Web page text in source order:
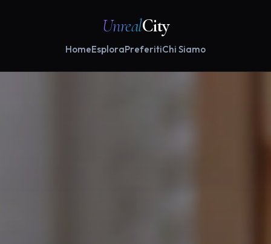
UnrealCity
HomeEsploraPreferitiChi Siamo